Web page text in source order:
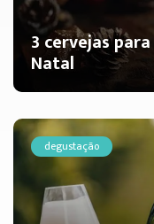
3 cervejas
Natal
degustação